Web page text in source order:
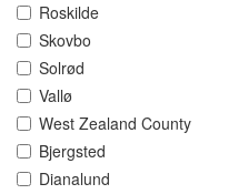
Roskilde
Skovbo
Solrød
Vallø
West Zealand County
Bjergsted
Dianalund